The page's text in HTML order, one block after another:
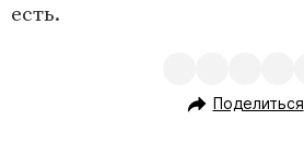
есть.
Поделиться